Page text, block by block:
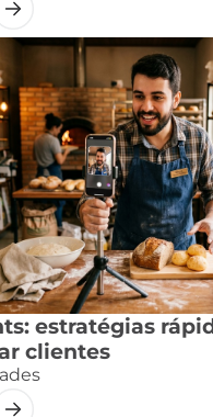
estratégias
clientes